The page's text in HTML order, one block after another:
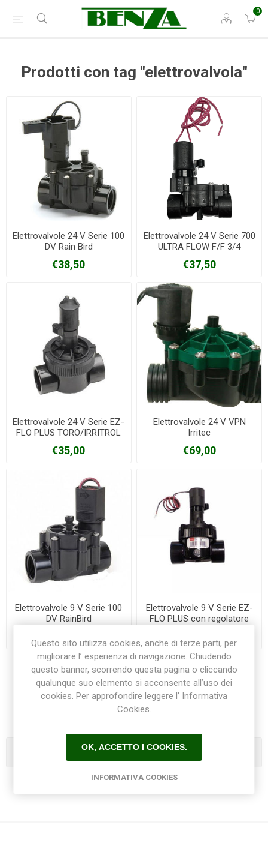
0
Prodotti con tag "elettrovalvola"
Elettrovalvole 24 V Serie 100
DV Rain Bird
€38,50
Elettrovalvole 24 V Serie 700
ULTRA FLOW F/F 3/4
€37,50
Elettrovalvole 24 V Serie EZ-
FLO PLUS TORO/IRRITROL
€35,00
Elettrovalvole 24 V VPN
Irritec
€69,00
Elettrovalvole 9 V Serie 100
DV RainBird
€58,00
Elettrovalvole 9 V Serie EZ-
FLO PLUS con regolatore
1 2
Questo sito utilizza cookies, anche di terze parti, per
migliorare l’ esperienza di navigazione. Chiudendo
questo banner, scorrendo questa pagina o cliccando
qualunque suo elemento si acconsente all’uso dei
cookies. Per approfondire leggere l’ Informativa
Cookies.
OK, ACCETTO I COOKIES.
INFORMATIVA COOKIES